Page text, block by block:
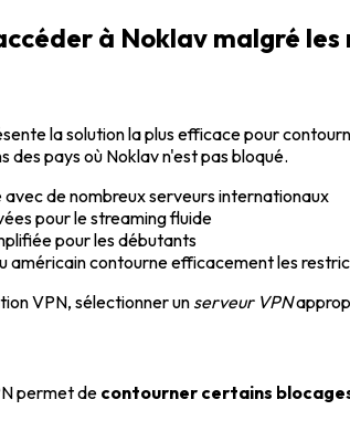
à Noklav malgré
la solution la plus efficace pour
des pays où Noklav n'est pas bloqué.
de nombreux serveurs internationaux
pour le streaming fluide
pour les débutants
américain contourne efficacement les
VPN, sélectionner un serveur VPN
permet de contourner certains